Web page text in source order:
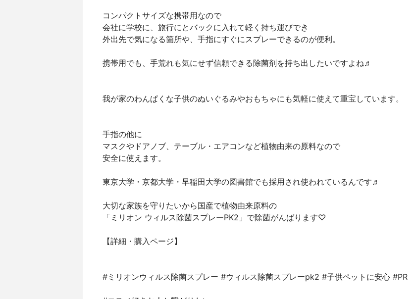
コンパクトサイズな携帯用なので
会社に学校に、旅行にとバックに入れて軽く持ち運びでき
外出先で気になる箇所や、手指にすぐにスプレーできるのが便利。
携帯用でも、手荒れも気にせず信頼できる除菌剤を持ち出したいですよね♬
我が家のわんぱくな子供のぬいぐるみやおもちゃにも気軽に使えて重宝しています。
手指の他に
マスクやドアノブ、テーブル・エアコンなど植物由来の原料なので
安全に使えます。
東京大学・京都大学・早稲田大学の図書館でも採用され使われているんです♬
大切な家族を守りたいから国産で植物由来原料の
「ミリオン ウィルス除菌スプレーPK2」で除菌がんばります♡
【詳細・購入ページ】
#ミリオンウィルス除菌スプレー #ウィルス除菌スプレーpk2 #子供ペットに安心 #PR